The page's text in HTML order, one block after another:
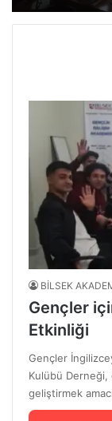
BİLSEK
Gençler
Etkinliği
Gençler
Kulübü Derneği,
geliştirmek